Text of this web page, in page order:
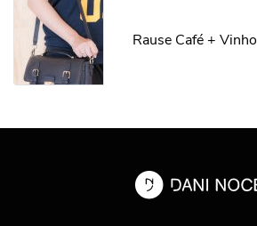
Rause Café + Vinho